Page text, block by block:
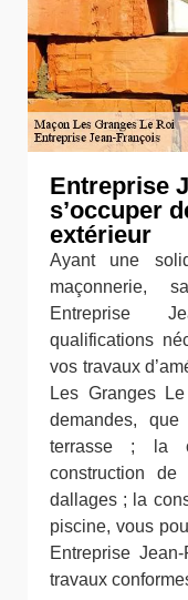
Entreprise
s’occuper
extérieur
Ayant une
maçonnerie,
Entreprise
qualifications
vos travaux
Les Granges
demandes,
terrasse ; la
construction
dallages ; la
piscine, vous
Entreprise
travaux